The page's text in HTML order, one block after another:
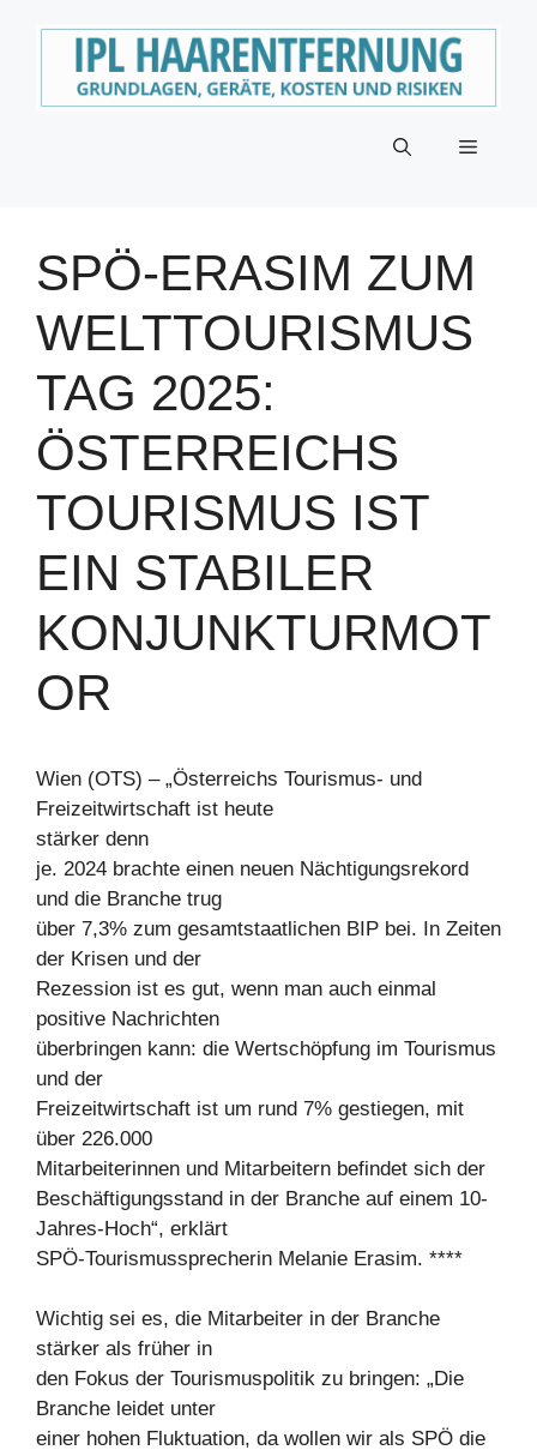
Menü
SPÖ-ERASIM ZUM
WELTTOURISMUS
TAG 2025:
ÖSTERREICHS
TOURISMUS IST
EIN STABILER
KONJUNKTURMOT
OR
Wien (OTS) – „Österreichs Tourismus- und
Freizeitwirtschaft ist heute
stärker denn
je. 2024 brachte einen neuen Nächtigungsrekord
und die Branche trug
über 7,3% zum gesamtstaatlichen BIP bei. In Zeiten
der Krisen und der
Rezession ist es gut, wenn man auch einmal
positive Nachrichten
überbringen kann: die Wertschöpfung im Tourismus
und der
Freizeitwirtschaft ist um rund 7% gestiegen, mit
über 226.000
Mitarbeiterinnen und Mitarbeitern befindet sich der
Beschäftigungsstand in der Branche auf einem 10-
Jahres-Hoch“, erklärt
SPÖ-Tourismussprecherin Melanie Erasim. ****
Wichtig sei es, die Mitarbeiter in der Branche
stärker als früher in
den Fokus der Tourismuspolitik zu bringen: „Die
Branche leidet unter
einer hohen Fluktuation, da wollen wir als SPÖ die